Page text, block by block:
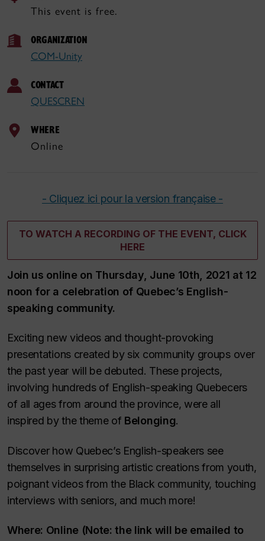
This event is free.
ORGANIZATION
COM-Unity
CONTACT
QUESCREN
WHERE
Online
- Cliquez ici pour la version française -
TO WATCH A RECORDING OF THE EVENT, CLICK
HERE
Join us online on Thursday, June 10th, 2021 at 12
noon for a celebration of Quebec’s English-
speaking community.
Exciting new videos and thought-provoking
presentations created by six community groups over
the past year will be debuted. These projects,
involving hundreds of English-speaking Quebecers
of all ages from around the province, were all
inspired by the theme of Belonging.
Discover how Quebec’s English-speakers see
themselves in surprising artistic creations from youth,
poignant videos from the Black community, touching
interviews with seniors, and much more!
Where: Online (Note: the link will be emailed to